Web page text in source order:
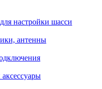
настройки шасси
антенны